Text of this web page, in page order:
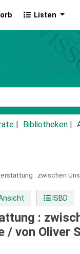
Listen
Bibliotheken
: zwischen
ISBD
:
/ von Oliver